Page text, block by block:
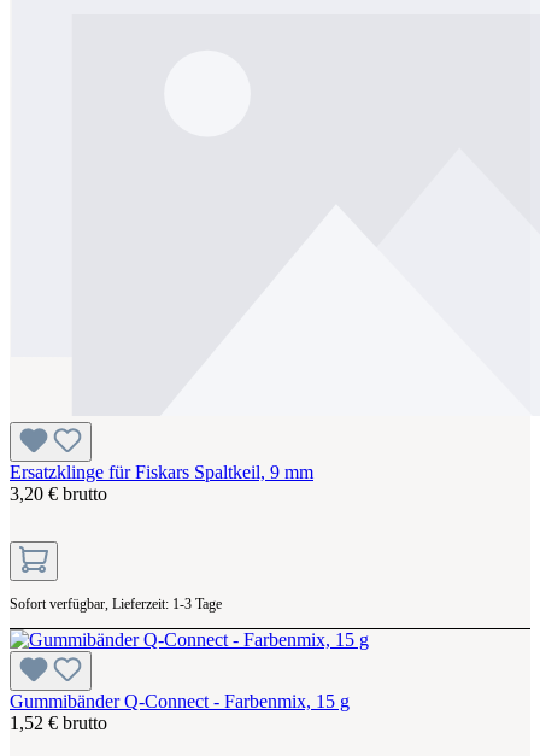
Ersatzklinge für Fiskars Spaltkeil, 9 mm
3,20 € brutto
Sofort verfügbar, Lieferzeit: 1-3 Tage
Gummibänder Q-Connect - Farbenmix, 15 g
1,52 € brutto